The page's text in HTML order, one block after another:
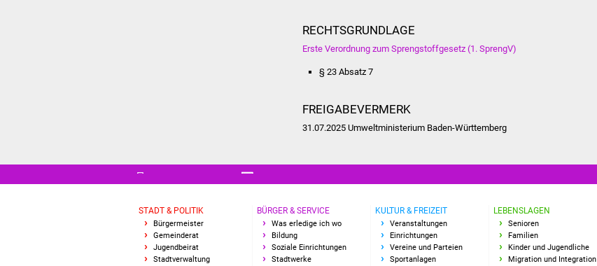
RECHTSGRUNDLAGE
Erste Verordnung zum Sprengstoffgesetz (1. SprengV)
§ 23 Absatz 7
FREIGABEVERMERK
31.07.2025 Umweltministerium Baden-Württemberg
STADT & POLITIK
Bürgermeister
Gemeinderat
Jugendbeirat
Stadtverwaltung
BÜRGER & SERVICE
Was erledige ich wo
Bildung
Soziale Einrichtungen
Stadtwerke
KULTUR & FREIZEIT
Veranstaltungen
Einrichtungen
Vereine und Parteien
Sportanlagen
LEBENSLAGEN
Senioren
Familien
Kinder und Jugendliche
Migration und Integration